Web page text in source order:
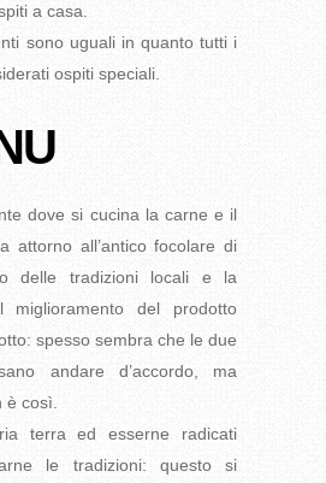
a casa.
sono uguali in quanto tutti i
ospiti speciali.
dove si cucina la carne e il
attorno all’antico focolare di
delle tradizioni locali e la
miglioramento del prodotto
spesso sembra che le due
andare d’accordo, ma
così.
terra ed esserne radicati
le tradizioni: questo si